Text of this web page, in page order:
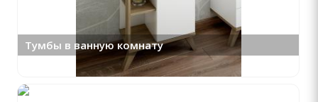
Тумбы в ванную комнату